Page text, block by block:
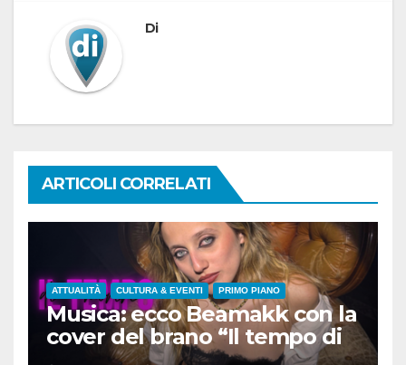
Di
ARTICOLI CORRELATI
ATTUALITÀ CULTURA & EVENTI PRIMO PIANO
Musica: ecco Beamakk con la
cover del brano “Il tempo di
morire” di Battisti